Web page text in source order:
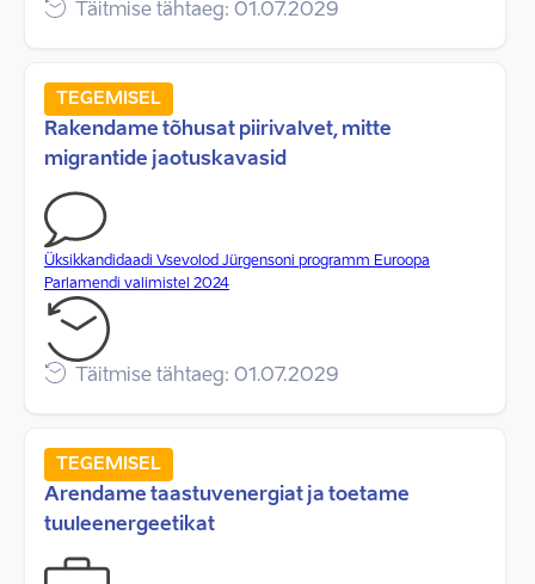
Täitmise tähtaeg: 01.07.2029
TEGEMISEL
Rakendame tõhusat piirivalvet, mitte
migrantide jaotuskavasid
Üksikkandidaadi Vsevolod Jürgensoni programm Euroopa
Parlamendi valimistel 2024
Täitmise tähtaeg: 01.07.2029
TEGEMISEL
Arendame taastuvenergiat ja toetame
tuuleenergeetikat